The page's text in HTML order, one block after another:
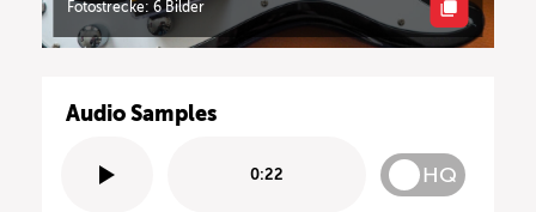
Fotostrecke: 6 Bilder
Audio Samples
0:22 HQ